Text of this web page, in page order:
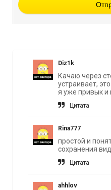
Diz1k
Качаю через
устраивает,
я уже привык и
Цитата
Rina777
простой и
сохранения
Цитата
ahhlov